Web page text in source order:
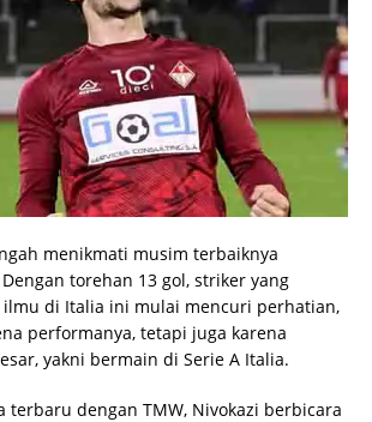
menikmati musim terbaiknya
Dengan torehan 13 gol, striker yang
di Italia ini mulai mencuri perhatian,
performanya, tetapi juga karena
yakni bermain di Serie A Italia.
terbaru dengan TMW, Nivokazi berbicara